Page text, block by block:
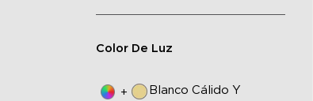
Color De Luz
+
Blanco Cálido Y